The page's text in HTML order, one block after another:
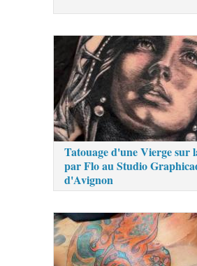
Tatouage d'une Vierge sur
par Flo au Studio
d'Avignon